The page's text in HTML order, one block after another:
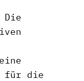
Die
für die